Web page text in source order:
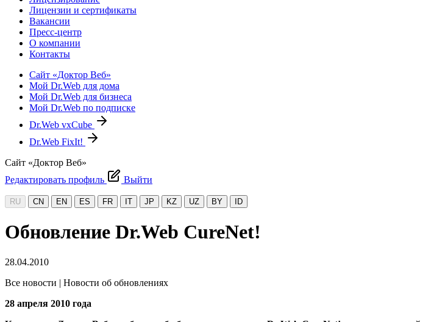
Лицензии и сертификаты
Вакансии
Пресс-центр
О компании
Контакты
Сайт «Доктор Веб»
Мой Dr.Web для дома
Мой Dr.Web для бизнеса
Мой Dr.Web по подписке
Dr.Web vxCube
Dr.Web FixIt!
Сайт «Доктор Веб»
Редактировать профиль
Выйти
RU CN EN ES FR IT JP KZ UZ BY ID
Обновление Dr.Web CureNet!
28.04.2010
Все новости | Новости об обновлениях
28 апреля 2010 года